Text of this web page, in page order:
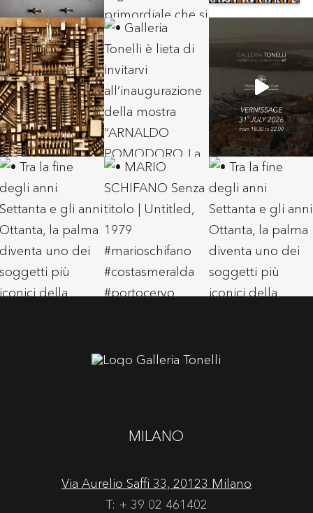
MILANO
Via Aurelio Saffi 33, 20123 Milano
T: + 39 02 461402